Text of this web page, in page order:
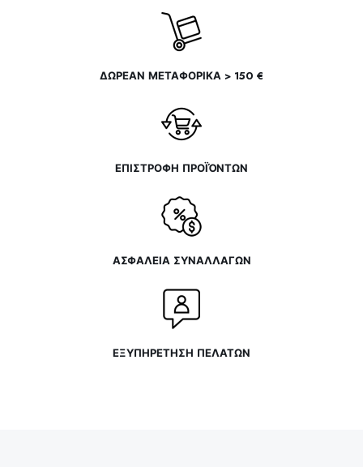
ΔΩΡΕΑΝ ΜΕΤΑΦΟΡΙΚΑ > 150 €
ΕΠΙΣΤΡΟΦΗ ΠΡΟΪΌΝΤΩΝ
ΑΣΦΑΛΕΙΑ ΣΥΝΑΛΛΑΓΩΝ
ΕΞΥΠΗΡΕΤΗΣΗ ΠΕΛΑΤΩΝ